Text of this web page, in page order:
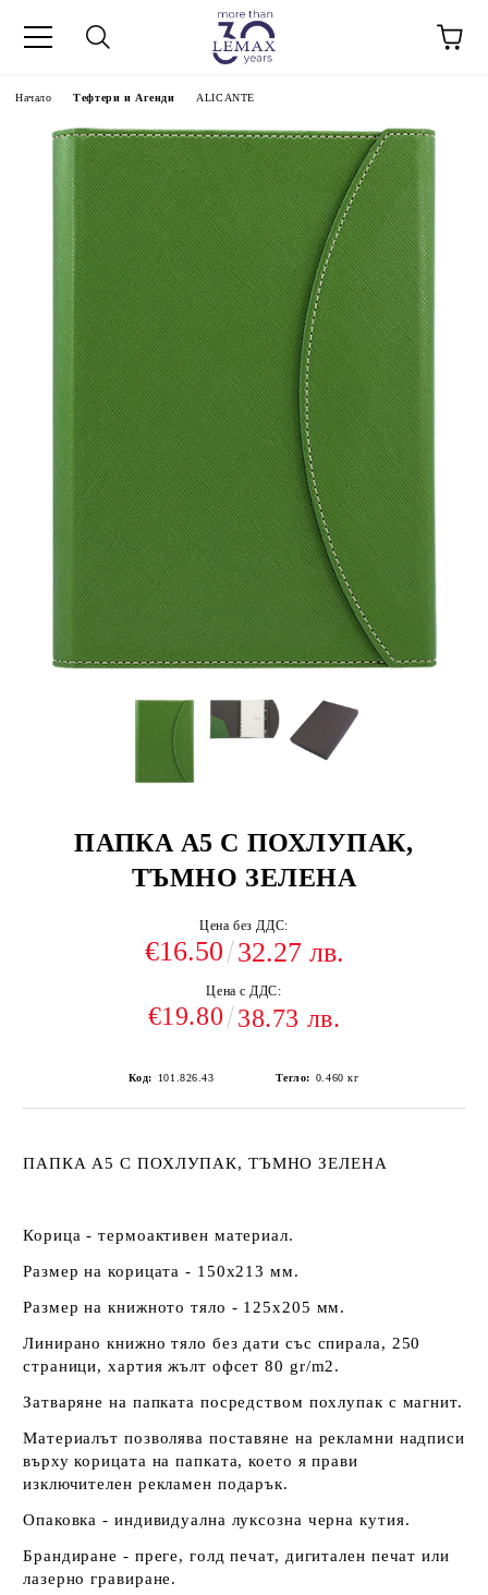
Начало Тефтери и Агенди ALICANTE
ПАПКА А5 С ПОХЛУПАК,
ТЪМНО ЗЕЛЕНА
Цена без ДДС:
€16.50 32.27 лв.
Цена с ДДС:
€19.80 38.73 лв.
Код: 101.826.43 Тегло: 0.460 кг
ПАПКА А5 С ПОХЛУПАК, ТЪМНО ЗЕЛЕНА
Корица - термоактивен материал.
Размер на корицата - 150х213 мм.
Размер на книжното тяло - 125х205 мм.
Линирано книжно тяло без дати със спирала, 250
страници, хартия жълт офсет 80 gr/m2.
Затваряне на папката посредством похлупак с магнит.
Материалът позволява поставяне на рекламни надписи
върху корицата на папката, което я прави
изключителен рекламен подарък.
Опаковка - индивидуална луксозна черна кутия.
Брандиране - преге, голд печат, дигитален печат или
лазерно гравиране.